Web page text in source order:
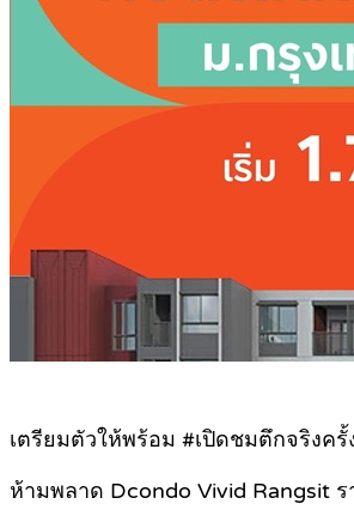
เตรียมตัวให้พร้อม #เปิดชมตึกจริงค
ห้ามพลาด Dcondo Vivid Rangsit